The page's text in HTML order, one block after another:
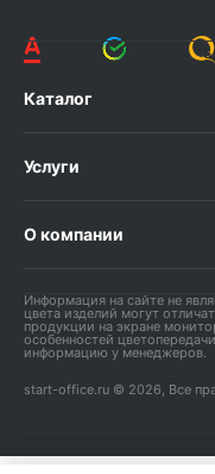
Каталог
Услуги
О компании
Информация на сайте не
цвета изделий могут
продукции на экране
особенностей
информацию у менеджеров.
start-office.ru © 2026, Все